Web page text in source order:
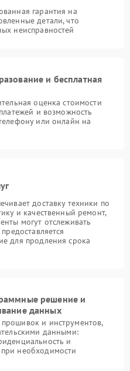
гарантия на
детали, что
неисправностей
и бесплатная
оценка стоимости
и возможность
или онлайн на
доставку техники по
и качественный ремонт,
могут отслеживать
для продления срока
решение и
данных
и инструментов,
данными:
и
необходимости